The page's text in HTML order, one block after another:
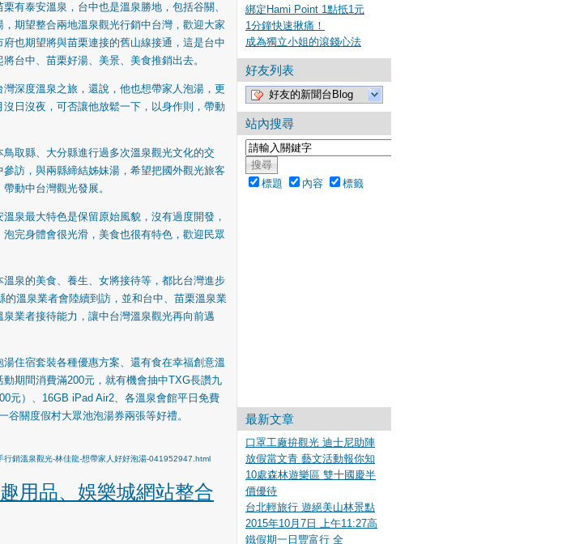
有泰安溫泉，台中也是溫泉勝地，包括谷關、
期望整合兩地溫泉觀光行銷中台灣，歡迎大家
也期望將與苗栗連接的舊山線接通，這是台中
台中、苗栗好湯、美景、美食推銷出去。
深度溫泉之旅，還說，他也想帶家人泡湯，更
日沒夜，可否讓他放鬆一下，以身作則，帶動
取縣、大分縣進行過多次溫泉觀光文化的交
訪，與兩縣締結姊妹湯，希望把國外觀光旅客
動中台灣觀光發展。
泉最大特色是保留原始風貌，沒有過度開發，
完身體會很光滑，美食也很有特色，歡迎民眾
泉的美食、養生、女將接待等，都比台灣進步
溫泉業者會陸續到訪，並和台中、苗栗溫泉業
業者接待能力，讓中台灣溫泉觀光再向前邁
住宿套裝各種優惠方案、還有食在幸福創意溫
期間消費滿200元，就有機會抽中TXG長讚九
元）、16GB iPad Air2、各溫泉會館平日免費
谷關度假村大眾池泡湯券兩張等好禮。
銷溫泉觀光-林佳龍-想帶家人好好泡湯-041952947.html
用品、娛樂城網站整合
綁定Hami Point 1點抵1元
1分鐘快速揪痛！
成為獨立小姐的滾錢心法
好友列表
好友的新聞台Blog
站內搜尋
標題 內容 標籤
最新文章
口罩工廠拚觀光 迪士尼助陣
放假當文青 藝文活動報你知
10處森林遊樂區 雙十國慶半
價優待
台北輕旅行 遊絕美山林景點
2015年10月7日 上午11:27高
鐵假期一日豐富行 全